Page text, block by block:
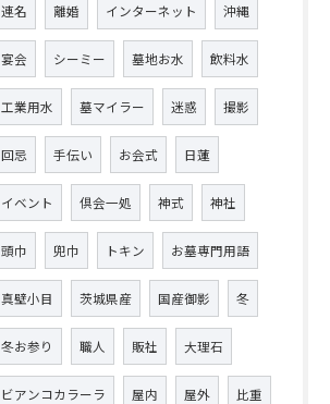
連名 離婚 インターネット 沖縄
宴会 シーミー 墓地お水 飲料水
工業用水 墓マイラー 迷惑 撮影
回忌 手伝い お会式 日蓮
イベント 倶会一処 神式 神社
頭巾 兜巾 トキン お墓専門用語
真壁小目 茨城県産 国産御影 冬
冬お参り 職人 販社 大理石
ビアンコカラーラ 屋内 屋外 比重